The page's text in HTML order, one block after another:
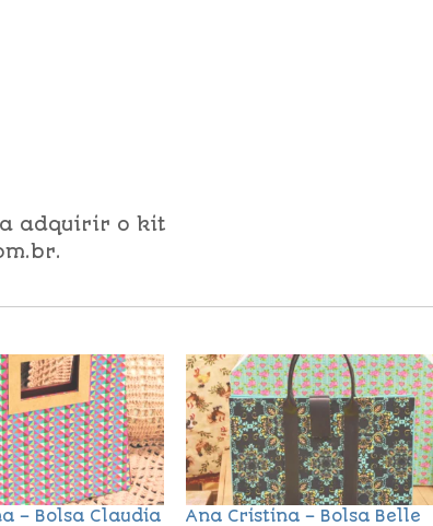
adquirir o kit
– Bolsa Claudia
Ana Cristina – Bolsa Belle